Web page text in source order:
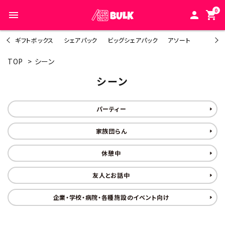
menu person 0
shopping_cart
ギフトボックス シェアパック ビッグシェアパック アソート
人気キーワード2
人気キーワード3
人気キーワード4
ACCOUNT MENU
ようこそ ゲスト 様
meeting_room ログイン person 新規会員登録
カテゴリーから探す
シーンから探す
TOP > シーン
シーン
パーティー
家族団らん
休憩中
友人とお話中
企業・学校・病院・各種施設のイベント向け